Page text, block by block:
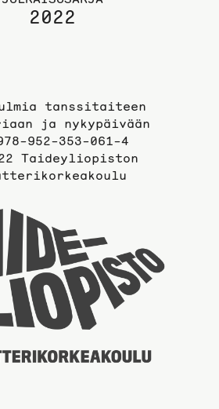
2022
tanssitaiteen
ja nykypäivään
952-353-061-4
Taideyliopiston